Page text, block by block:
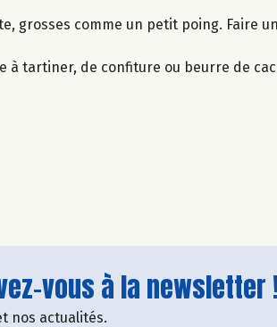
grosses comme un petit poing. Faire
à tartiner, de confiture ou beurre de
vous à la newsletter
nos actualités.